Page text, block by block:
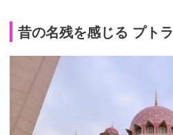
昔の名残を感じる プト